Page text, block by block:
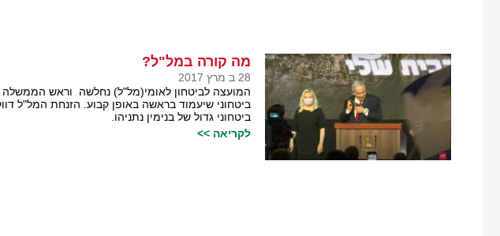
מה קורה במל"ל?
28 ב מרץ 2017
המועצה לביטחון לאומי(מל"ל) נחלשה וראש
ביטחוני שיעמוד בראשה באופן קבוע. הזנחת המל"ל
ביטחוני גדול של בנימין נתניהו.
לקריאה >>